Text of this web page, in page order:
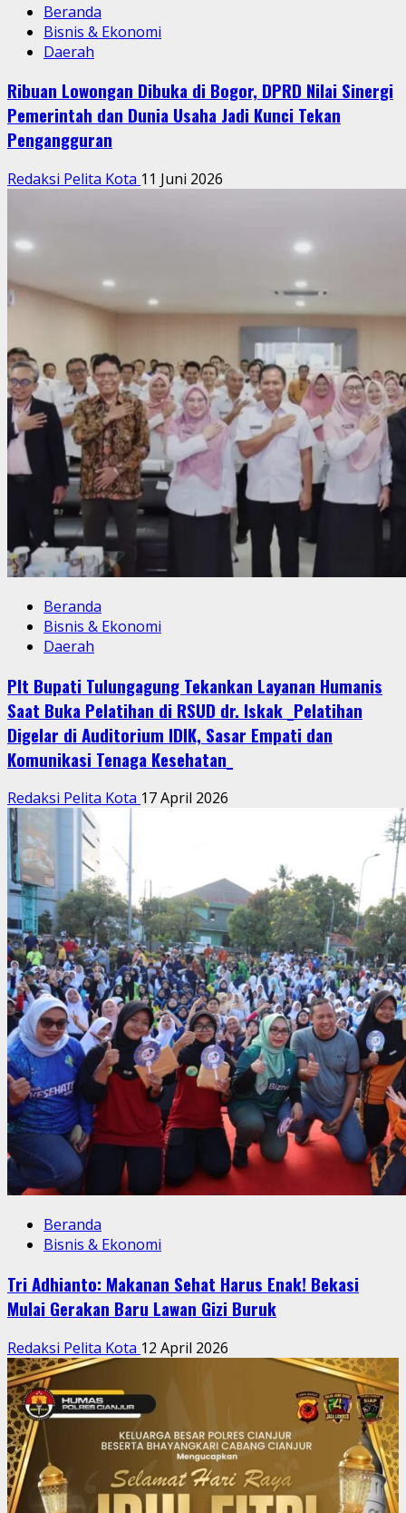
Beranda
Bisnis & Ekonomi
Daerah
Ribuan Lowongan Dibuka di Bogor, DPRD Nilai Sinergi
Pemerintah dan Dunia Usaha Jadi Kunci Tekan
Pengangguran
Redaksi Pelita Kota 11 Juni 2026
Beranda
Bisnis & Ekonomi
Daerah
Plt Bupati Tulungagung Tekankan Layanan Humanis
Saat Buka Pelatihan di RSUD dr. Iskak _Pelatihan
Digelar di Auditorium IDIK, Sasar Empati dan
Komunikasi Tenaga Kesehatan_
Redaksi Pelita Kota 17 April 2026
Beranda
Bisnis & Ekonomi
Tri Adhianto: Makanan Sehat Harus Enak! Bekasi
Mulai Gerakan Baru Lawan Gizi Buruk
Redaksi Pelita Kota 12 April 2026